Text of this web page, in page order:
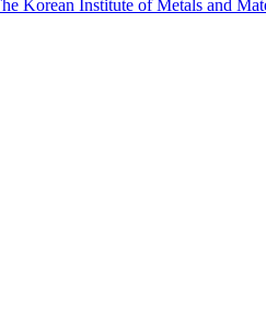
Korean Institute of Metals and